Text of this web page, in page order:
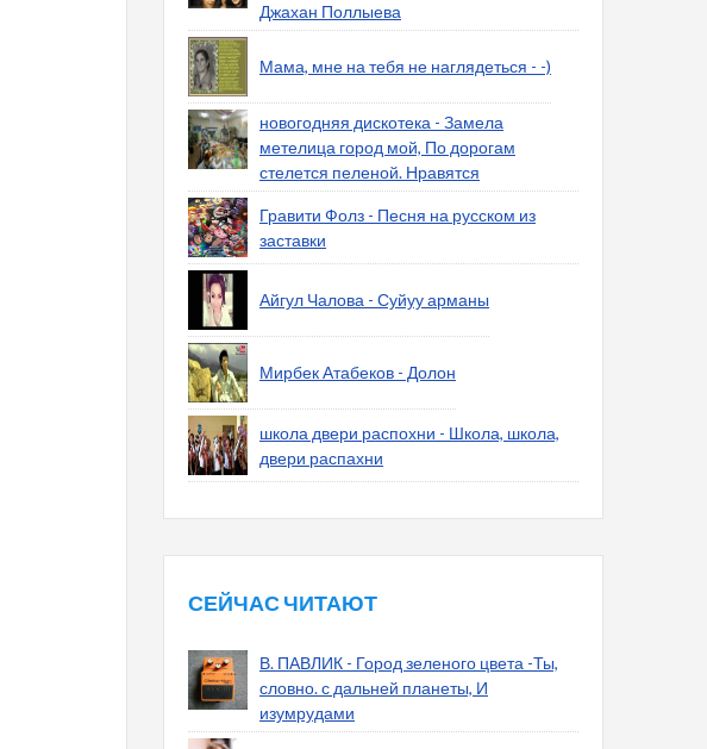
Джахан Поллыева
Мама, мне на тебя не наглядеться - -)
новогодняя дискотека - Замела
метелица город мой, По дорогам
стелется пеленой. Нравятся
Гравити Фолз - Песня на русском из
заставки
Айгул Чалова - Суйуу арманы
Мирбек Атабеков - Долон
школа двери распохни - Школа, школа,
двери распахни
СЕЙЧАС ЧИТАЮТ
В. ПАВЛИК - Город зеленого цвета -Ты,
словно. с дальней планеты, И
изумрудами